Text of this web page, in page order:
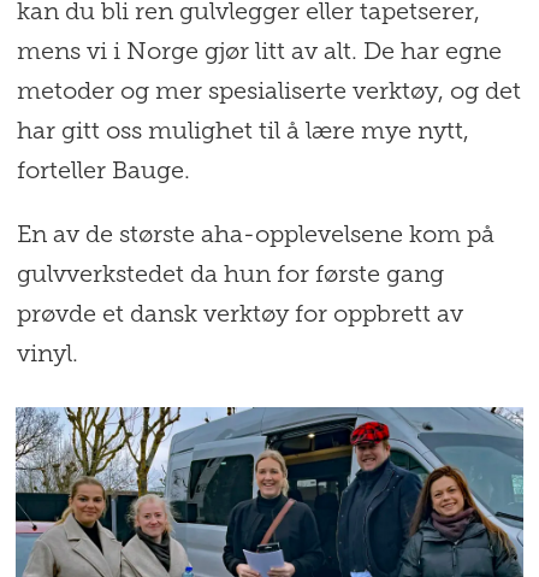
kan du bli ren gulvlegger eller tapetserer,
mens vi i Norge gjør litt av alt. De har egne
metoder og mer spesialiserte verktøy, og det
har gitt oss mulighet til å lære mye nytt,
forteller Bauge.
En av de største aha-opplevelsene kom på
gulvverkstedet da hun for første gang
prøvde et dansk verktøy for oppbrett av
vinyl.